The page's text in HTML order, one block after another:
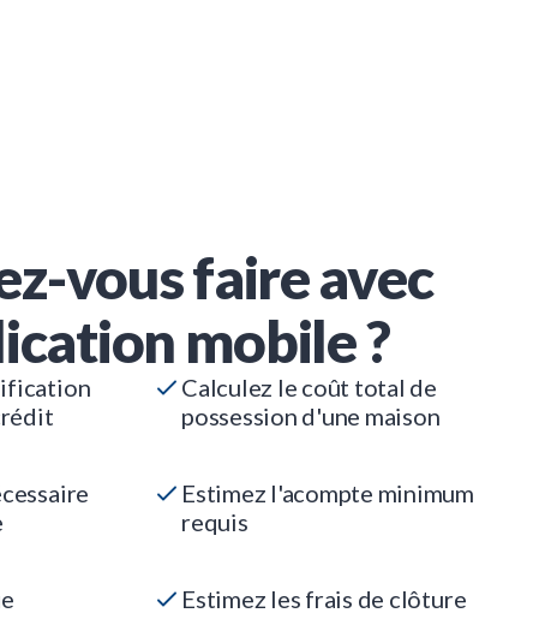
vous faire avec
mobile ?
Calculez le coût total de
possession d'une maison
Estimez l'acompte minimum
requis
Estimez les frais de clôture